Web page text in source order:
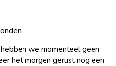
we momenteel geen
het morgen gerust nog een